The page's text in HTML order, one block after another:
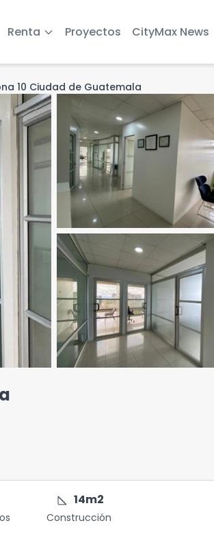
Renta Proyectos CityMax News
10 Ciudad de Guatemala
square_foot 14m2
Construcción